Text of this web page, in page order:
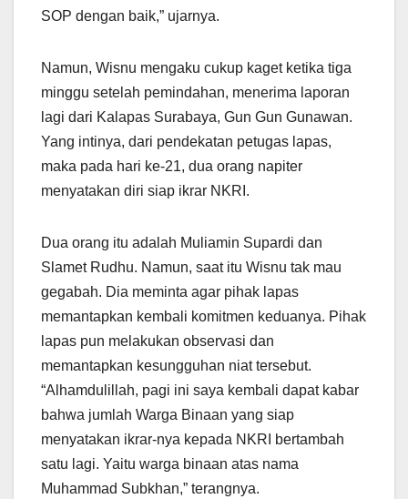
SOP dengan baik,” ujarnya.
Namun, Wisnu mengaku cukup kaget ketika tiga
minggu setelah pemindahan, menerima laporan
lagi dari Kalapas Surabaya, Gun Gun Gunawan.
Yang intinya, dari pendekatan petugas lapas,
maka pada hari ke-21, dua orang napiter
menyatakan diri siap ikrar NKRI.
Dua orang itu adalah Muliamin Supardi dan
Slamet Rudhu. Namun, saat itu Wisnu tak mau
gegabah. Dia meminta agar pihak lapas
memantapkan kembali komitmen keduanya. Pihak
lapas pun melakukan observasi dan
memantapkan kesungguhan niat tersebut.
“Alhamdulillah, pagi ini saya kembali dapat kabar
bahwa jumlah Warga Binaan yang siap
menyatakan ikrar-nya kepada NKRI bertambah
satu lagi. Yaitu warga binaan atas nama
Muhammad Subkhan,” terangnya.